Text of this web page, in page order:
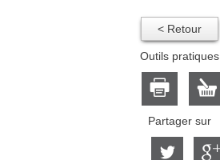
< Retour
Outils pratiques
Partager sur